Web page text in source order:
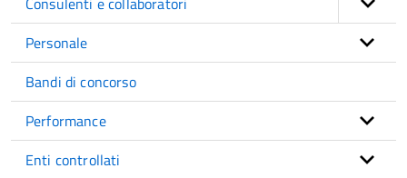
Personale
Bandi di concorso
Performance
Enti controllati